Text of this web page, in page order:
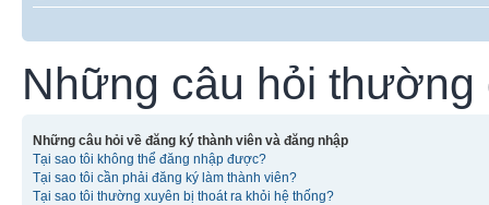
Những câu hỏi thường
Những câu hỏi về đăng ký thành viên và đăng nhập
Tại sao tôi không thể đăng nhập được?
Tại sao tôi cần phải đăng ký làm thành viên?
Tại sao tôi thường xuyên bị thoát ra khỏi hệ thống?